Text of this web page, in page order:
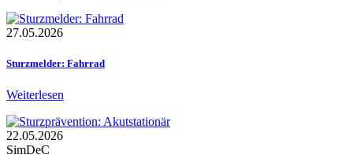
27.05.2026
Sturzmelder: Fahrrad
Weiterlesen
22.05.2026
SimDeC